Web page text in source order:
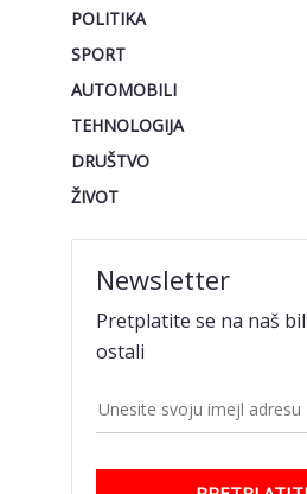
POLITIKA
SPORT
AUTOMOBILI
TEHNOLOGIJA
DRUŠTVO
ŽIVOT
Newsletter
Pretplatite se na naš
ostali